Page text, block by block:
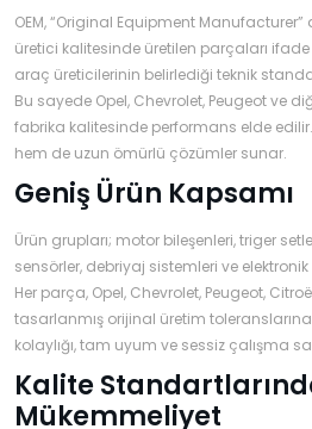
Şifre
Beni
Şifremi
Giriş Yap
Yeni Hesap
Oluştur
O
OPEL
C
CHEVROLET
P
PEUGEOT
CİTROEN
›
DS
›
MOTOR
YAĞI
›
K
KOMPLE
MOTOR
›
Ş
›
A
AKÜ
›
OEM, “Original Equipment
üretici kalitesinde üretilen parçaları ifade
araç üreticilerinin belirlediği teknik
Bu sayede Opel, Chevrolet, Peugeot ve
fabrika kalitesinde performans elde
hem de uzun ömürlü çözümler sunar.
Geniş Ürün Kapsamı
Ürün grupları; motor bileşenleri, triger
sensörler, debriyaj sistemleri ve
Her parça, Opel, Chevrolet, Peugeot,
tasarlanmış orijinal üretim
kolaylığı, tam uyum ve sessiz çalışma
Kalite
Mükemmeliyet